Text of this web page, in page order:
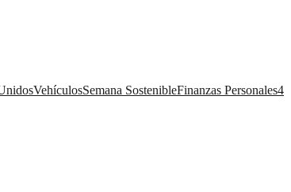
VehículosSemana SostenibleFinanzas Personales4